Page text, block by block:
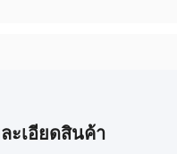
ะเอียดสินค้า